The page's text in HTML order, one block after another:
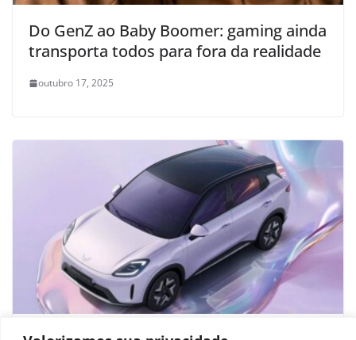
Do GenZ ao Baby Boomer: gaming ainda
transporta todos para fora da realidade
outubro 17, 2025